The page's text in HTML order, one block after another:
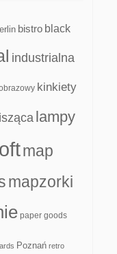
bistro black
industrialna
kinkiety
lampy
map
mapzorki
paper goods
Poznań retro